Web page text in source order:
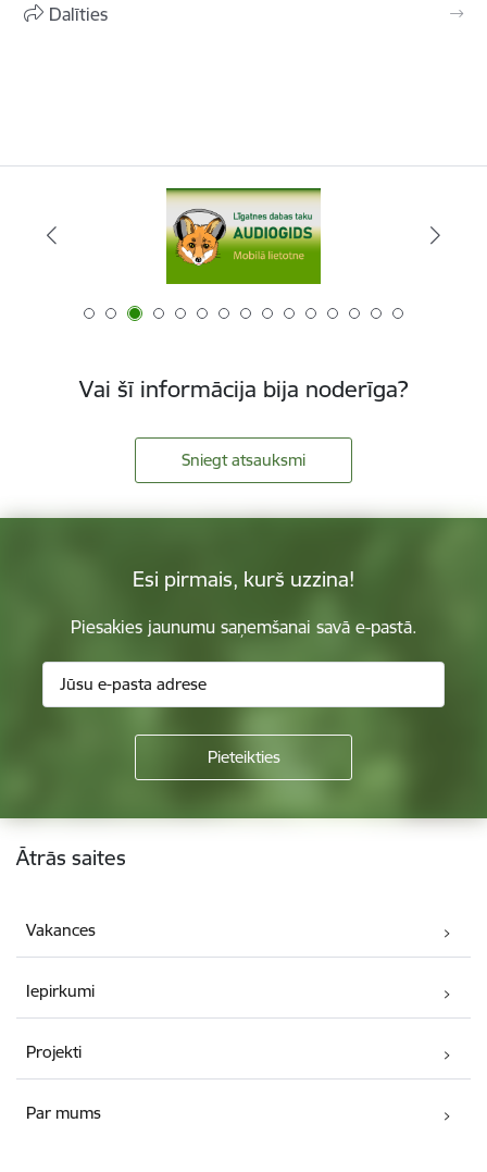
Dalīties
Vai šī informācija bija noderīga?
Sniegt atsauksmi
Esi pirmais, kurš uzzina!
Piesakies jaunumu saņemšanai savā e-pastā.
Kājene
Ātrās saites
Vakances
Iepirkumi
Projekti
Par mums